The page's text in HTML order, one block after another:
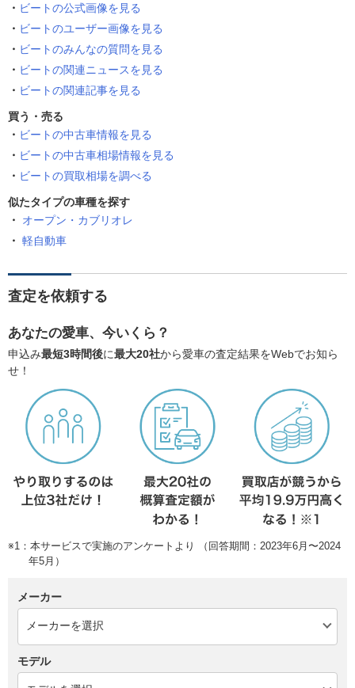
ビートの公式画像を見る
ビートのユーザー画像を見る
ビートのみんなの質問を見る
ビートの関連ニュースを見る
ビートの関連記事を見る
買う・売る
ビートの中古車情報を見る
ビートの中古車相場情報を見る
ビートの買取相場を調べる
似たタイプの車種を探す
オープン・カブリオレ
軽自動車
査定を依頼する
あなたの愛車、今いくら？
申込み最短3時間後に最大20社から愛車の査定結果をWebでお知ら
せ！
※1：本サービスで実施のアンケートより （回答期間：2023年6月〜2024
年5月）
メーカー
モデル